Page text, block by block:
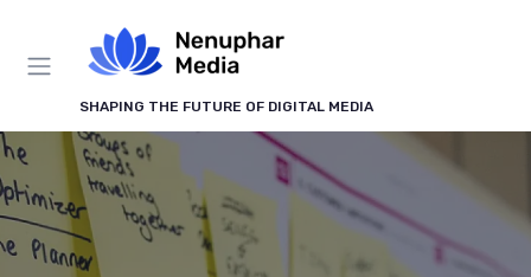
SHAPING THE FUTURE OF DIGITAL MEDIA